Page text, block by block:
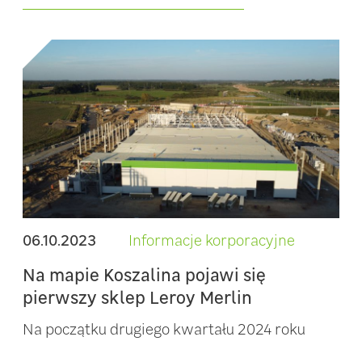
06.10.2023 Informacje korporacyjne
Na mapie Koszalina pojawi się
pierwszy sklep Leroy Merlin
Na początku drugiego kwartału 2024 roku